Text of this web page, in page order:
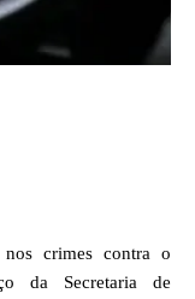
nos crimes contra o
da Secretaria de